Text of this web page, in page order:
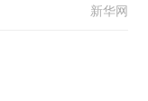
新华网